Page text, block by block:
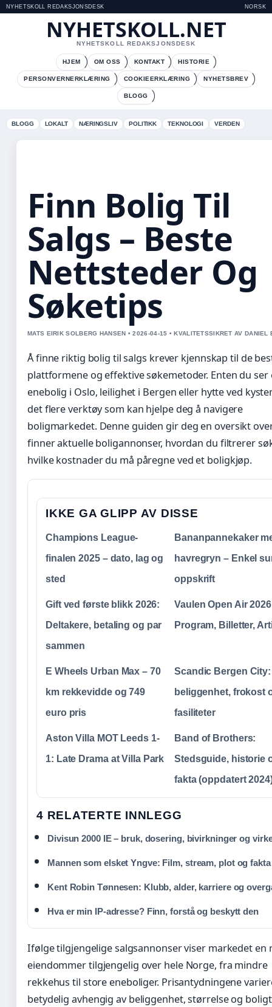
NYHETSKOLL REDAKSJONSDESK NORSK
NYHETSKOLL.NET
NYHETSKOLL REDAKSJONSDESK
HJEM OM OSS KONTAKT HISTORIE
PERSONVERNERKLÆRING COOKIEERKLÆRING NYHETSBREV
BLOGG
BLOGG LOKALT NÆRINGSLIV POLITIKK TEKNOLOGI VERDEN
Finn Bolig Til
Salgs – Beste
Nettsteder Og
Søketips
MATS EIRIK SOLBERG HANSEN • 2026-04-15 • KVALITETSSIKRET AV DANIEL
Å finne riktig bolig til salgs krever kjennskap til de
plattformene og effektive søkemetoder. Enten du ser
enebolig i Oslo, leilighet i Bergen eller hytte ved
det flere verktøy som kan hjelpe deg å navigere
boligmarkedet. Denne guiden gir deg en oversikt
finner aktuelle boligannonser, hvordan du filtrerer
hvilke kostnader du må påregne ved et boligkjøp.
IKKE GA GLIPP AV DISSE
Champions League-
finalen 2025 – dato, lag og
sted
Bananpannekaker
havregryn – Enkel
oppskrift
Gift ved første blikk 2026:
Deltakere, betaling og par
sammen
Vaulen Open Air
Program, Billetter,
E Wheels Urban Max – 70
km rekkevidde og 749
euro pris
Scandic Bergen City:
beliggenhet, frokost
fasiliteter
Aston Villa MOT Leeds 1-
1: Late Drama at Villa Park
Band of Brothers:
Stedsguide, historie
fakta (oppdatert
4 RELATERTE INNLEGG
Divisun 2000 IE – bruk, dosering, bivirkninger og
Mannen som elsket Yngve: Film, stream, plot og fakta
Kent Robin Tønnesen: Klubb, alder, karriere og
Hva er min IP-adresse? Finn, forstå og beskytt den
Ifølge tilgjengelige salgsannonser viser markedet en
eiendommer tilgjengelig over hele Norge, fra mindre
rekkehus til store eneboliger. Prisantydningene
betydelig avhengig av beliggenhet, størrelse og